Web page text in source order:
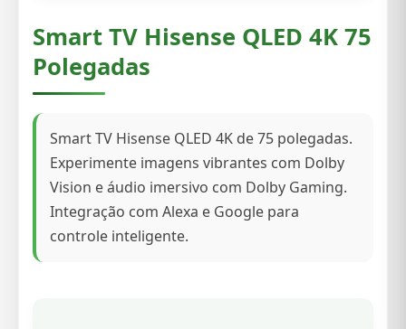
Smart TV Hisense QLED 4K 75
Polegadas
Smart TV Hisense QLED 4K de 75 polegadas.
Experimente imagens vibrantes com Dolby
Vision e áudio imersivo com Dolby Gaming.
Integração com Alexa e Google para
controle inteligente.